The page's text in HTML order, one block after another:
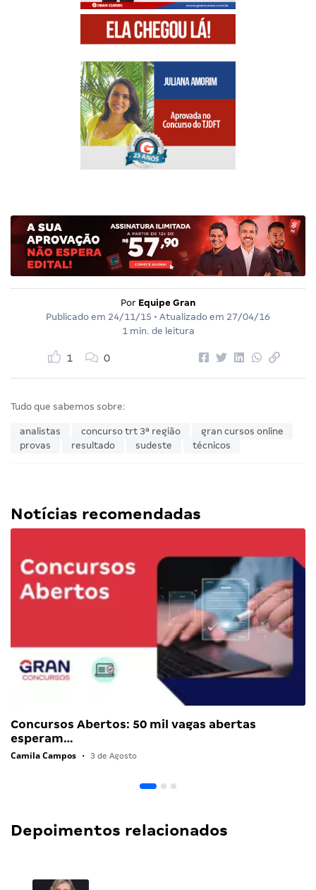
Por Equipe Gran
Publicado em 24/11/15 • Atualizado em 27/04/16
1 min. de leitura
1 0
Tudo que sabemos sobre:
analistas concurso trt 3ª região
gran cursos online
provas
resultado sudeste técnicos
Notícias recomendadas
Concursos Abertos: 50 mil vagas abertas
esperam…
Camila Campos • 3 de Agosto
Depoimentos relacionados